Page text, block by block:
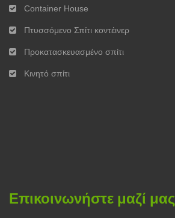
Container House
Πτυσσόμενο Σπίτι κοντέινερ
Προκατασκευασμένο σπίτι
Κινητό σπίτι
Επικοινωνήστε μαζί μας